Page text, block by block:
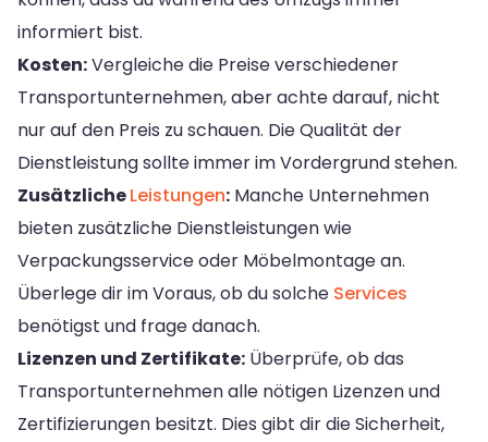
informiert bist.
Kosten:Vergleiche die Preise verschiedener
Transportunternehmen, aber achte darauf, nicht
nur auf den Preis zu schauen. Die Qualität der
Dienstleistung sollte immer im Vordergrund stehen.
ZusätzlicheLeistungen: Manche Unternehmen
bieten zusätzliche Dienstleistungen wie
Verpackungsservice oder Möbelmontage an.
Überlege dir im Voraus, ob du solche Services
benötigst und frage danach.
Lizenzen und Zertifikate: Überprüfe, ob das
Transportunternehmen alle nötigen Lizenzen und
Zertifizierungen besitzt. Dies gibt dir die Sicherheit,